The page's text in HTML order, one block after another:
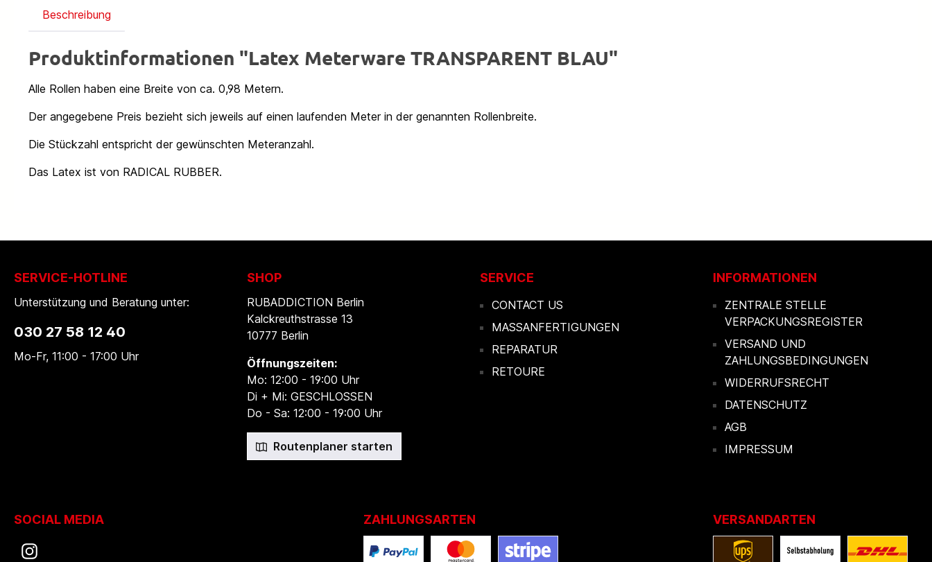
Beschreibung
Produktinformationen "Latex Meterware TRANSPARENT BLAU"
Alle Rollen haben eine Breite von ca. 0,98 Metern.
Der angegebene Preis bezieht sich jeweils auf einen laufenden Meter in der genannten Rollenbreite.
Die Stückzahl entspricht der gewünschten Meteranzahl.
Das Latex ist von RADICAL RUBBER.
SHOP
RUBADDICTION Berlin
Kalckreuthstrasse 13
10777 Berlin
Öffnungszeiten:
Mo: 12:00 - 19:00 Uhr
Di + Mi: GESCHLOSSEN
Do - Sa: 12:00 - 19:00 Uhr
Routenplaner starten
SERVICE
CONTACT US
MASSANFERTIGUNGEN
REPARATUR
RETOURE
INFORMATIONEN
ZENTRALE STELLE
VERPACKUNGSREGISTER
VERSAND UND
ZAHLUNGSBEDINGUNGEN
WIDERRUFSRECHT
DATENSCHUTZ
AGB
IMPRESSUM
SERVICE-HOTLINE
Unterstützung und Beratung unter:
030 27 58 12 40
Mo-Fr, 11:00 - 17:00 Uhr
SOCIAL MEDIA ZAHLUNGSARTEN VERSANDARTEN